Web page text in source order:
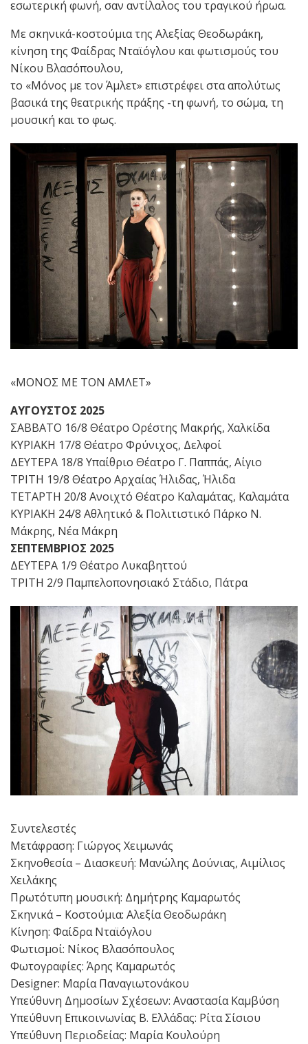
εσωτερική φωνή, σαν αντίλαλος του τραγικού ήρωα.
Με σκηνικά-κοστούμια της Αλεξίας Θεοδωράκη,
κίνηση της Φαίδρας Νταϊόγλου και φωτισμούς του
Νίκου Βλασόπουλου,
το «Μόνος με τον Άμλετ» επιστρέφει στα απολύτως
βασικά της θεατρικής πράξης -τη φωνή, το σώμα, τη
μουσική και το φως.
«ΜΟΝΟΣ ΜΕ ΤΟΝ ΑΜΛΕΤ»
ΑΥΓΟΥΣΤΟΣ 2025
ΣΑΒΒΑΤΟ 16/8 Θέατρο Ορέστης Μακρής, Χαλκίδα
ΚΥΡΙΑΚΗ 17/8 Θέατρο Φρύνιχος, Δελφοί
ΔΕΥΤΕΡΑ 18/8 Υπαίθριο Θέατρο Γ. Παππάς, Αίγιο
ΤΡΙΤΗ 19/8 Θέατρο Αρχαίας Ήλιδας, Ήλιδα
ΤΕΤΑΡΤΗ 20/8 Ανοιχτό Θέατρο Καλαμάτας, Καλαμάτα
ΚΥΡΙΑΚΗ 24/8 Αθλητικό & Πολιτιστικό Πάρκο Ν.
Μάκρης, Νέα Μάκρη
ΣΕΠΤΕΜΒΡΙΟΣ 2025
ΔΕΥΤΕΡΑ 1/9 Θέατρο Λυκαβηττού
ΤΡΙΤΗ 2/9 Παμπελοπονησιακό Στάδιο, Πάτρα
Συντελεστές
Μετάφραση: Γιώργος Χειμωνάς
Σκηνοθεσία – Διασκευή: Μανώλης Δούνιας, Αιμίλιος
Χειλάκης
Πρωτότυπη μουσική: Δημήτρης Καμαρωτός
Σκηνικά – Κοστούμια: Αλεξία Θεοδωράκη
Κίνηση: Φαίδρα Νταϊόγλου
Φωτισμοί: Νίκος Βλασόπουλος
Φωτογραφίες: Άρης Καμαρωτός
Designer: Μαρία Παναγιωτονάκου
Υπεύθυνη Δημοσίων Σχέσεων: Αναστασία Καμβύση
Υπεύθυνη Επικοινωνίας Β. Ελλάδας: Ρίτα Σίσιου
Υπεύθυνη Περιοδείας: Μαρία Κουλούρη